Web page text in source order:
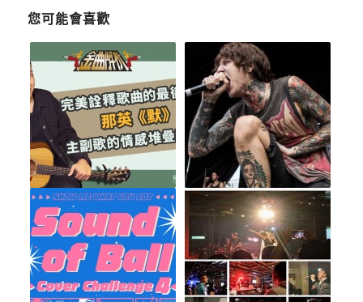
您可能會喜歡